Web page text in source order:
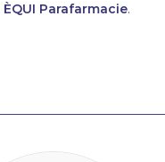
ÈQUI Parafarmacie.